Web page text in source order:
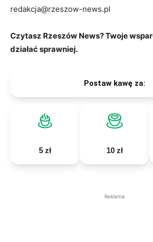
redakcja@rzeszow-news.pl
Czytasz Rzeszów News? Twoje
działać sprawniej.
Postaw kawę za:
5 zł 10 zł
Reklama